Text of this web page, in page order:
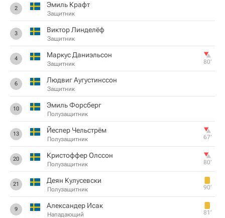
2 Эмиль Крафт
Защитник
3 Виктор Линделёф
Защитник
4 Маркус Даниэльсон
Защитник 80‎’‎
6 Людвиг Аугустинссон
Защитник
10 Эмиль Форсберг
Полузащитник
13 Йеспер Чельстрём
Полузащитник 67‎’‎
20 Кристоффер Олссон
Полузащитник 80‎’‎
21 Деян Кулусевски
Полузащитник 90‎’‎
9 Александер Исак
Нападающий 81‎’‎